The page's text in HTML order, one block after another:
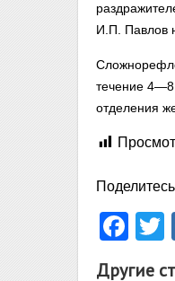
И.П. Павлов
течение 4—8
отделения
Другие